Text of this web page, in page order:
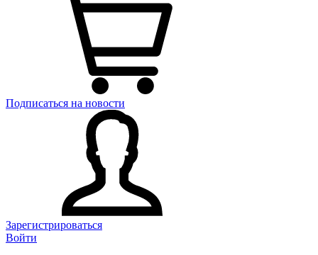
Подписаться на новости
Зарегистрироваться
Войти